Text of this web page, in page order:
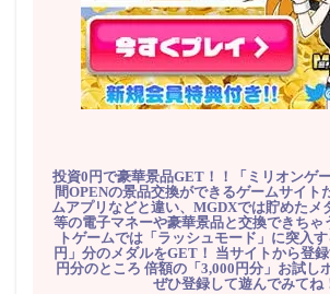
投資0円で豪華景品GET！！「ミリオンゲ
間OPENの景品交換ができるゲームサイト
ムアプリなどと違い、MGDXでは貯めたメ
等の電子マネーや豪華景品と交換できちゃ
トゲームでは「ラッシュモード」に突入
円」分のメダルをGET！ 当サイトから登
円分のところ 倍額の「3,000円分」お試し
ぜひ登録して遊んでみてね